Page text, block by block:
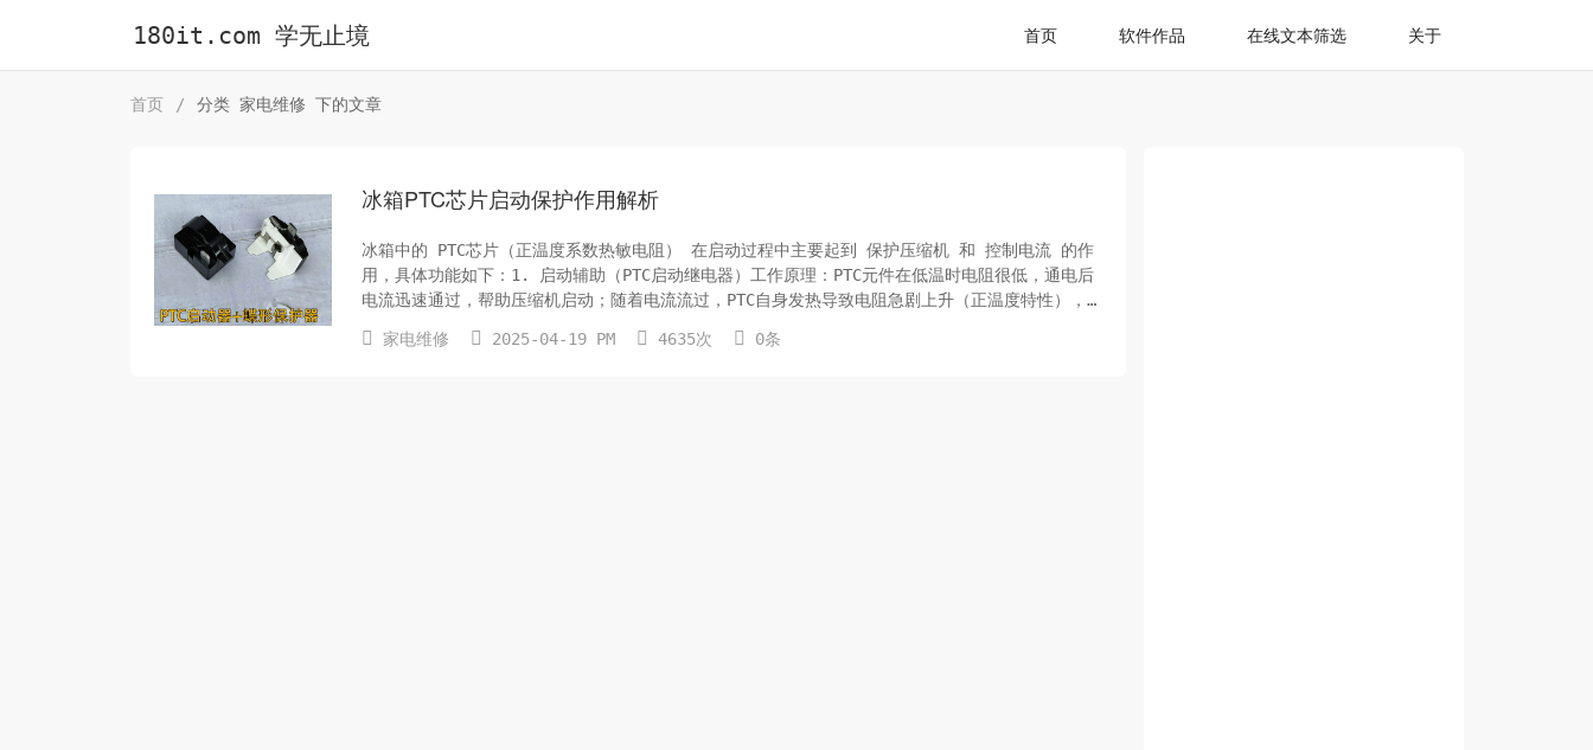
180it.com 学无止境 首页 软件作品 在线文本筛选 关于
首页 / 分类 家电维修 下的文章
冰箱PTC芯片启动保护作用解析
冰箱中的 PTC芯片（正温度系数热敏电阻） 在启动过程中主要起到 保护压缩机 和 控制电流 的作
用，具体功能如下：1. 启动辅助（PTC启动继电器）工作原理：PTC元件在低温时电阻很低，通电后
电流迅速通过，帮助压缩机启动；随着电流流过，PTC自身发热导致电阻急剧上升（正温度特性），
延长压缩机寿命。2. 过...
 家电维修  2025-04-19 PM  4635次  0条